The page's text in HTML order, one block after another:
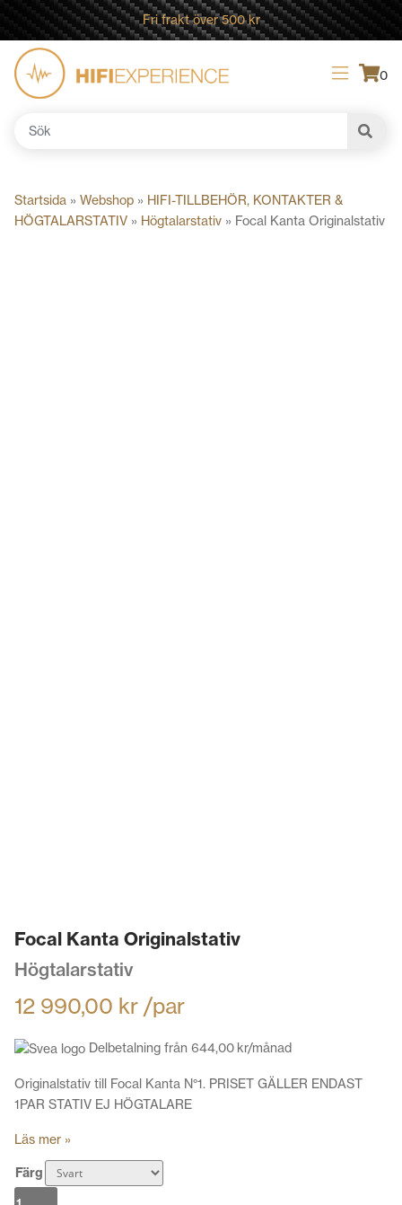
Fri frakt över 500 kr
0
Sök
Startsida » Webshop » HIFI-TILLBEHÖR, KONTAKTER &
HÖGTALARSTATIV » Högtalarstativ » Focal Kanta Originalstativ
Focal Kanta Originalstativ
Högtalarstativ
12 990,00 kr /par
Delbetalning från 644,00 kr/månad
Originalstativ till Focal Kanta N°1. PRISET GÄLLER ENDAST
1PAR STATIV EJ HÖGTALARE
Läs mer »
Färg
Focal